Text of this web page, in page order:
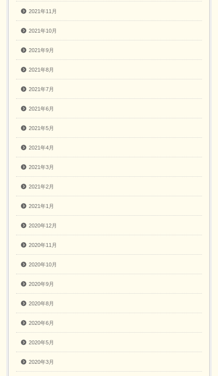
2021年11月
2021年10月
2021年9月
2021年8月
2021年7月
2021年6月
2021年5月
2021年4月
2021年3月
2021年2月
2021年1月
2020年12月
2020年11月
2020年10月
2020年9月
2020年8月
2020年6月
2020年5月
2020年3月